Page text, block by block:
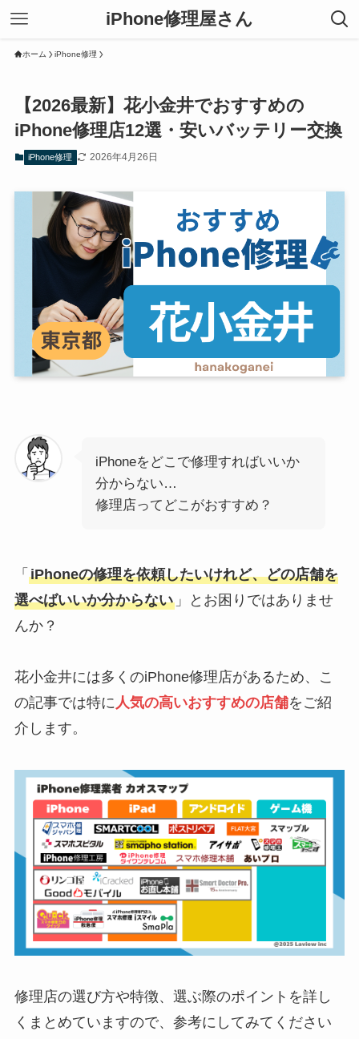
iPhone修理屋さん
ホーム iPhone修理
【2026最新】花小金井でおすすめの
iPhone修理店12選・安いバッテリー交換
iPhone修理 2026年4月26日
iPhoneをどこで修理すればいいか
分からない…
修理店ってどこがおすすめ？
「 iPhoneの修理を依頼したいけれど、どの店舗を
選べばいいか分からない」とお困りではありませ
んか？
花小金井には多くのiPhone修理店があるため、こ
の記事では特に 人気の高いおすすめの店舗をご紹
介します。
修理店の選び方や特徴、選ぶ際のポイントを詳し
くまとめていますので、参考にしてみてください